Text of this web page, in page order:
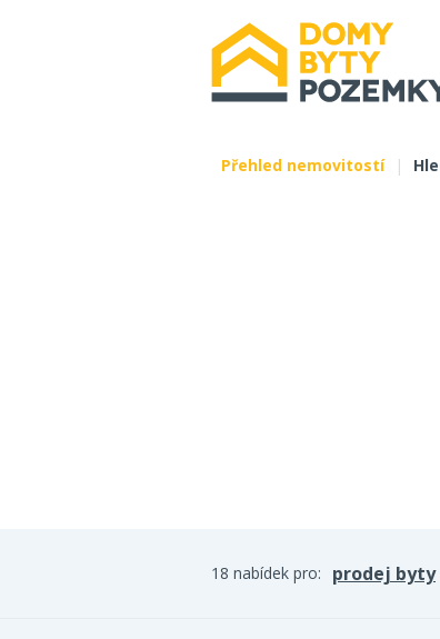
Přehled nemovitostí |
18 nabídek pro: prodej byty